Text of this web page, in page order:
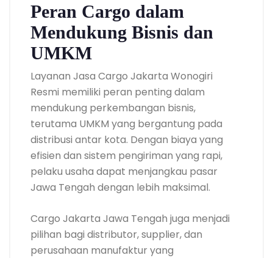
Peran Cargo dalam
Mendukung Bisnis dan
UMKM
Layanan Jasa Cargo Jakarta Wonogiri
Resmi memiliki peran penting dalam
mendukung perkembangan bisnis,
terutama UMKM yang bergantung pada
distribusi antar kota. Dengan biaya yang
efisien dan sistem pengiriman yang rapi,
pelaku usaha dapat menjangkau pasar
Jawa Tengah dengan lebih maksimal.
Cargo Jakarta Jawa Tengah juga menjadi
pilihan bagi distributor, supplier, dan
perusahaan manufaktur yang